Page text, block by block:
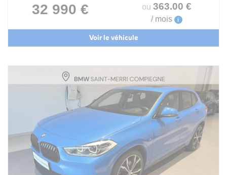
32 990 € ou 363.00 €
/ mois i
Voir le véhicule